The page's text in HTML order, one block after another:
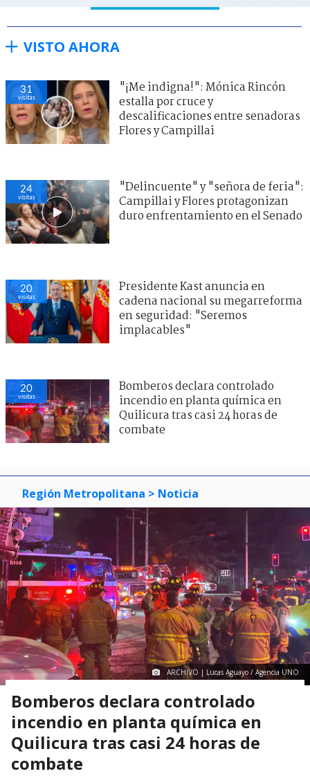
VISTO AHORA
31
visitas
"¡Me indigna!": Mónica Rincón
estalla por cruce y
descalificaciones entre senadoras
Flores y Campillai
24
visitas
"Delincuente" y "señora de feria":
Campillai y Flores protagonizan
duro enfrentamiento en el Senado
20
visitas
Presidente Kast anuncia en
cadena nacional su megarreforma
en seguridad: "Seremos
implacables"
20
visitas
Bomberos declara controlado
incendio en planta química en
Quilicura tras casi 24 horas de
combate
Región Metropolitana > Noticia
ARCHIVO | Lucas Aguayo / Agencia UNO
Bomberos declara controlado
incendio en planta química en
Quilicura tras casi 24 horas de
combate